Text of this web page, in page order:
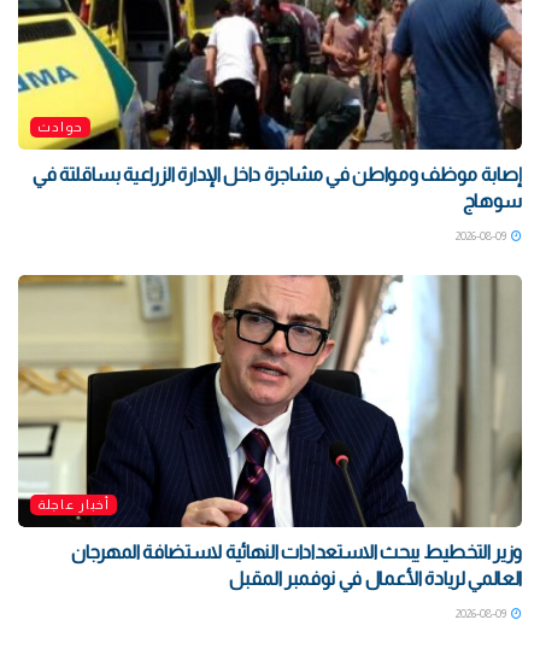
حوادث
إصابة موظف ومواطن في مشاجرة داخل الإدارة الزراعية بساقلتة في
سوهاج
أخبار عاجلة
وزير التخطيط يبحث الاستعدادات النهائية لاستضافة المهرجان
العالمي لريادة الأعمال في نوفمبر المقبل